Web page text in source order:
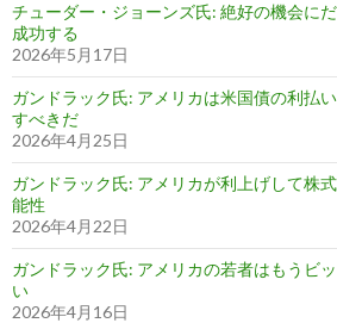
チューダー・ジョーンズ氏: 絶好の機会に
成功する
2026年5月17日
ガンドラック氏: アメリカは米国債の利払
すべきだ
2026年4月25日
ガンドラック氏: アメリカが利上げして株
能性
2026年4月22日
ガンドラック氏: アメリカの若者はもうビ
い
2026年4月16日